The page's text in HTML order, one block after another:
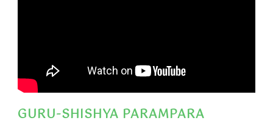
GURU-SHISHYA PARAMPARA